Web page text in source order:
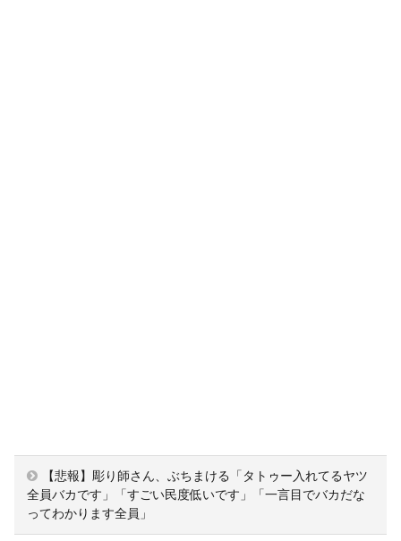
【悲報】彫り師さん、ぶちまける「タトゥー入れてるヤツ
全員バカです」「すごい民度低いです」「一言目でバカだな
ってわかります全員」